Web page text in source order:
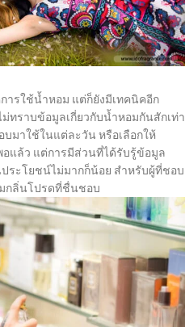
ารใช้น้ำหอม แต่ก็ยังมีเทคนิคอีก
ทราบข้อมูลเกี่ยวกับน้ำหอมกันสักเท่า
บมาใช้ในแต่ละวัน หรือเลือกให้
อแล้ว แต่การมีส่วนที่ได้รับรู้ข้อมูล
ระโยชน์ไม่มากก็น้อย สำหรับผู้ที่ชอบ
กลิ่นโปรดที่ชื่นชอบ